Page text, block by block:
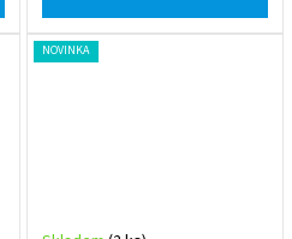
NOVINKA